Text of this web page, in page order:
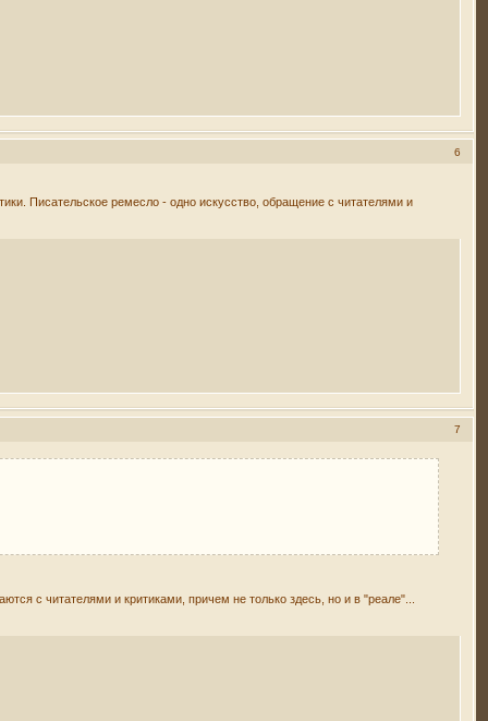
6
Писательское ремесло - одно искусство, обращение с читателями и
7
с читателями и критиками, причем не только здесь, но и в "реале"...